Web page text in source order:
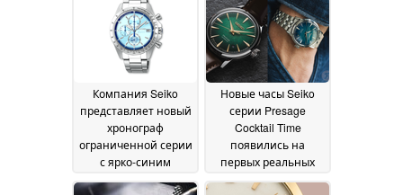
Компания Seiko
представляет новый
хронограф
ограниченной серии
с ярко-синим
18 July
Новые часы Seiko
серии Presage
Cocktail Time
появились на
первых реальных